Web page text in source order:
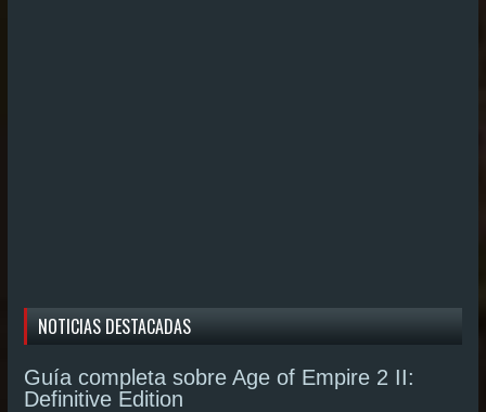
NOTICIAS DESTACADAS
Guía completa sobre Age of Empire 2 II:
Definitive Edition